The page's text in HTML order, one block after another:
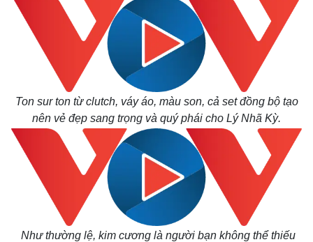
Chứng khoán
Giá cà phê
Ton sur ton từ clutch, váy áo, màu son, cả set đồng bộ tạo
nên vẻ đẹp sang trọng và quý phái cho Lý Nhã Kỳ.
Như thường lệ, kim cương là người bạn không thể thiếu